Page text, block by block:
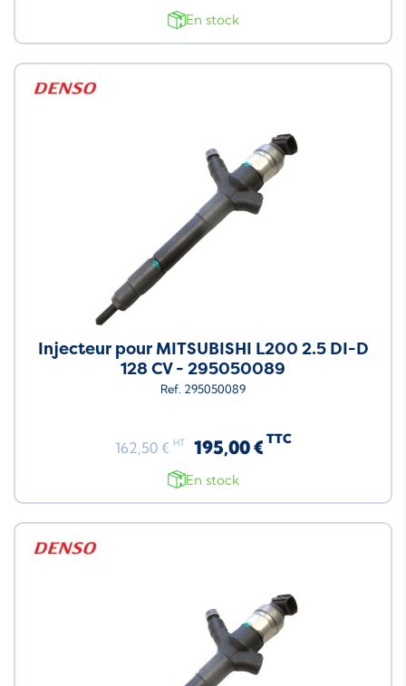
En stock
Injecteur pour MITSUBISHI L200 2.5 DI-D
128 CV - 295050089
Ref. 295050089
162,50 € HT 195,00 € TTC
En stock